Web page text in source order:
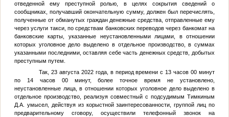
отведенной ему преступной ролью, в целях сокрытия сведений о
сообщниках, получавший окончательную сумму, должен был перечислять,
полученные от обманутых граждан денежные средства, отправленные ему
через услуги такси, по средствам банковских переводов через банкомат на
банковские карты, указанные неустановленными лицами, в отношении
которых уголовное дело выделено в отдельное производство, в суммах
указанными последними, оставляя себе часть денежных средств, добытых
преступным путем.
Так, 23 августа 2022 года, в период времени с 13 часов 00 минут
по 14 часов 00 минут, более точное время не установлено,
неустановленные лица, в отношении которых уголовное дело выделено в
отдельное производство, реализуя совместный с подсудимымТимкиным
Д.А.
умысел, действуя из корыстной заинтересованности, группой лиц по
предварительному сговору, осуществили телефонный звонок на